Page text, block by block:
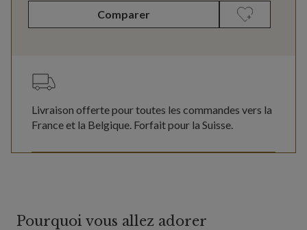
Comparer
Livraison offerte pour toutes les commandes vers la
France et la Belgique. Forfait pour la Suisse.
Pourquoi vous allez adorer